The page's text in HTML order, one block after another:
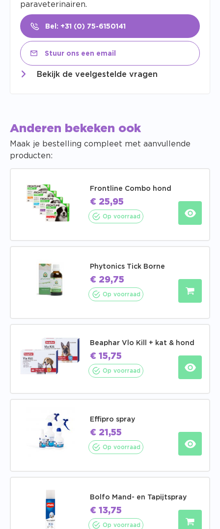
paraveterinairen.
Bel: +31 (0) 75-6150141
Stuur ons een email
Bekijk de veelgestelde vragen
Anderen bekeken ook
Maak je bestelling compleet met aanvullende
producten:
Frontline Combo hond
€ 25,95
Op voorraad
Phytonics Tick Borne
€ 29,75
Op voorraad
Beaphar Vlo Kill + kat & hond
€ 15,75
Op voorraad
Effipro spray
€ 21,55
Op voorraad
Bolfo Mand- en Tapijtspray
€ 13,75
Op voorraad